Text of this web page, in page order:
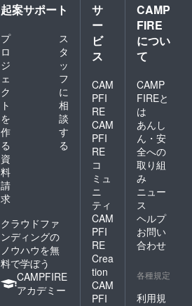
起案サポート
プ
ロ
ジ
ェ
ク
ト
を
作
る
ス
タ
ッ
フ
に
相
談
す
る
資
料
請
求
クラウドファ
ンディングの
ノウハウを無
料で学ぼう
CAMPFIRE
アカデミー
サ
ー
ビ
ス
CAM
PFI
RE
CAM
PFI
RE
コ
ミュ
ニ
ティ
CAM
PFI
RE
Crea
tion
CAM
PFI
CAMP
FIRE
につい
て
CAMP
FIREと
は
あんし
ん・安
全への
取り組
み
ニュー
ス
ヘルプ
お問い
合わせ
各種規定
利用規